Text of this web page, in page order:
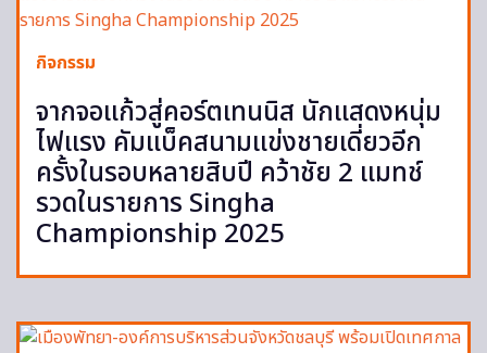
กิจกรรม
จากจอแก้วสู่คอร์ตเทนนิส นักแสดงหนุ่ม
ไฟแรง คัมแบ็คสนามแข่งชายเดี่ยวอีก
ครั้งในรอบหลายสิบปี คว้าชัย 2 แมทช์
รวดในรายการ Singha
Championship 2025